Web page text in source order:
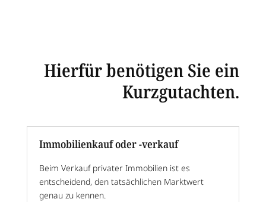
Hierfür benötigen Sie ein
Kurzgutachten.
Immobilienkauf oder -verkauf
Beim Verkauf privater Immobilien ist es
entscheidend, den tatsächlichen Marktwert
genau zu kennen.